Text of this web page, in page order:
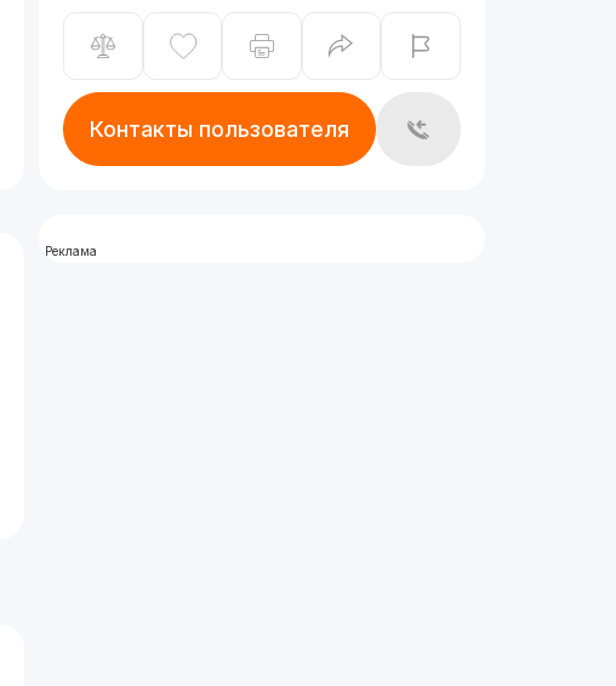
Контакты пользователя
Реклама